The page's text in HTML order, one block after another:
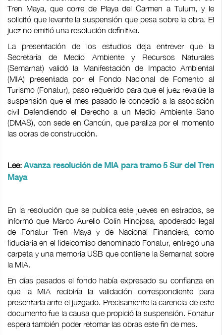
Tren Maya, que corre de Playa del Carmen a Tulum, y le
solicitó que levante la suspensión que pesa sobre la obra. El
juez no emitió una resolución definitiva.
La presentación de los estudios deja entrever que la
Secretaría de Medio Ambiente y Recursos Naturales
(Semarnat) validó la Manifestación de Impacto Ambiental
(MIA) presentada por el Fondo Nacional de Fomento al
Turismo (Fonatur), paso requerido para que el juez revalúe la
suspensión que el mes pasado le concedió a la asociación
civil Defendiendo el Derecho a un Medio Ambiente Sano
(DMAS), con sede en Cancún, que paraliza por el momento
las obras de construcción.
Lee:Avanza resolución de MIA para tramo 5 Sur del Tren
Maya
En la resolución que se publica este jueves en estrados, se
informó que Marco Aurelio Colín Hinojosa, apoderado legal
de Fonatur Tren Maya y de Nacional Financiera, como
fiduciaria en el fideicomiso denominado Fonatur, entregó una
carpeta y una memoria USB que contiene la Semarnat sobre
la MIA.
En días pasados el fondo había expresado su confianza en
que la MIA recibiría la validación correspondiente para
presentarla ante el juzgado. Precisamente la carencia de este
documento fue la causa que propició la suspensión. Fonatur
espera también poder retomar las obras este fin de mes.